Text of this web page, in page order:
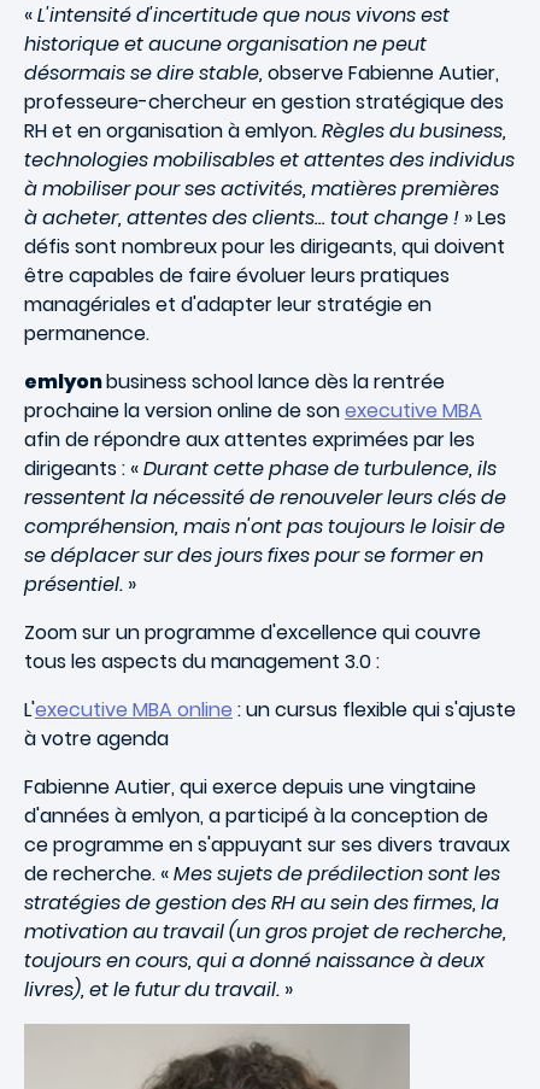
«L'intensité d'incertitude que nous vivons est
historique et aucune organisation ne peut
désormais se dire stable, observe Fabienne Autier,
professeure-chercheur en gestion stratégique des
RH et en organisation à emlyon. Règles du business,
technologies mobilisables et attentes des individus
à mobiliser pour ses activités, matières premières
à acheter, attentes des clients… tout change ! » Les
défis sont nombreux pour les dirigeants, qui doivent
être capables de faire évoluer leurs pratiques
managériales et d'adapter leur stratégie en
permanence.
emlyonbusiness school lance dès la rentrée
prochaine la version online de sonexecutive MBA
afin de répondre aux attentes exprimées par les
dirigeants : «Durant cette phase de turbulence, ils
ressentent la nécessité de renouveler leurs clés de
compréhension, mais n'ont pas toujours le loisir de
se déplacer sur des jours fixes pour se former en
présentiel. »
Zoom sur un programme d'excellence qui couvre
tous les aspects du management 3.0 :
L'executive MBA online : un cursus flexible qui s'ajuste
à votre agenda
Fabienne Autier, qui exerce depuis une vingtaine
d'années à emlyon, a participé à la conception de
ce programme en s'appuyant sur ses divers travaux
de recherche. «Mes sujets de prédilection sont les
stratégies de gestion des RH au sein des firmes, la
motivation au travail (un gros projet de recherche,
toujours en cours, qui a donné naissance à deux
livres), et le futur du travail. »